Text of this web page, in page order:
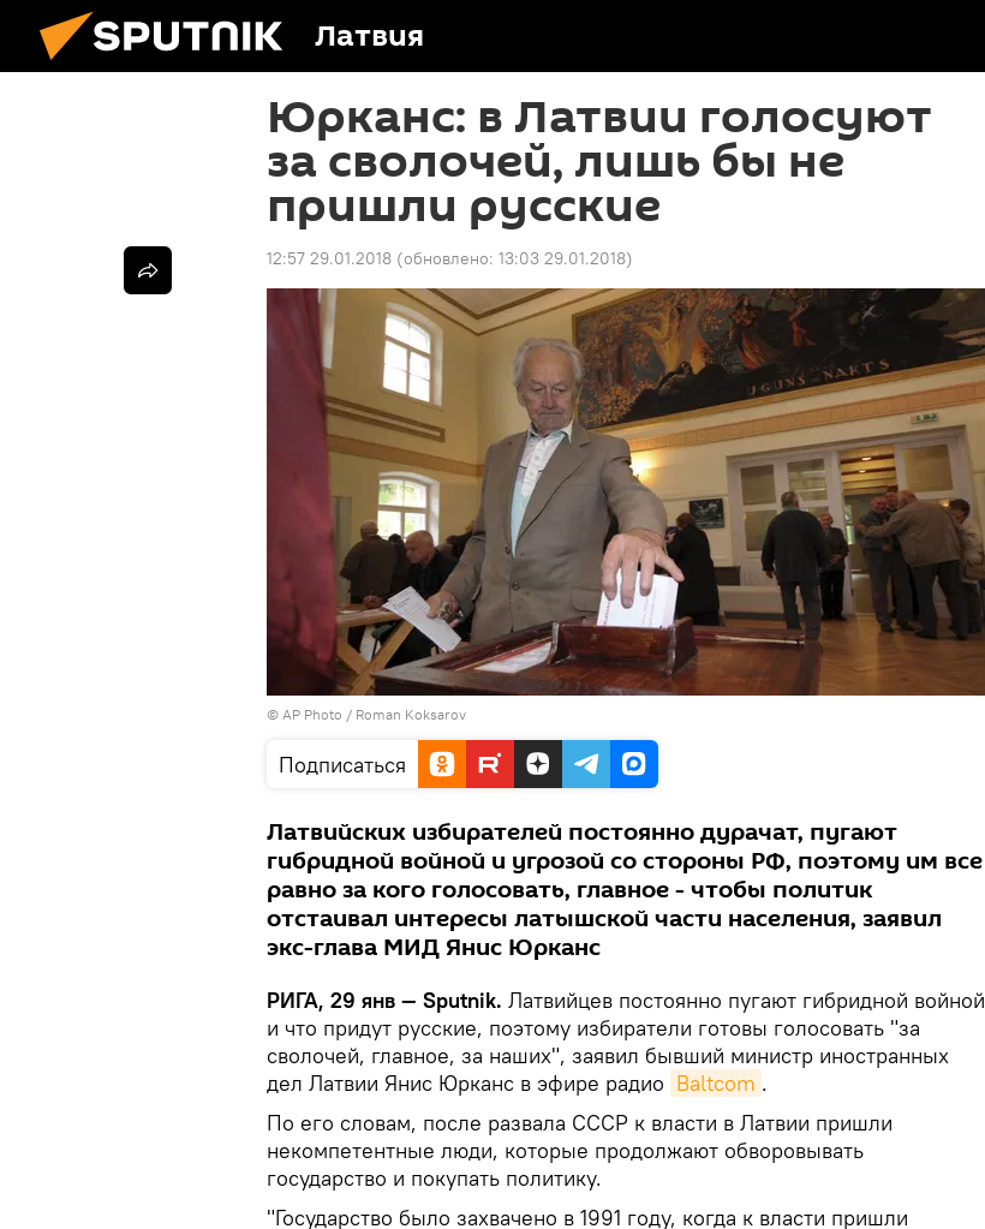
Латвия
Юрканс: в Латвии голосуют
за сволочей, лишь бы не
пришли русские
12:57 29.01.2018 (обновлено: 13:03 29.01.2018)
© AP Photo / Roman Koksarov
Подписаться
Латвийских избирателей постоянно дурачат, пугают
гибридной войной и угрозой со стороны РФ, поэтому им все
равно за кого голосовать, главное - чтобы политик
отстаивал интересы латышской части населения, заявил
экс-глава МИД Янис Юрканс
РИГА, 29 янв — Sputnik. Латвийцев постоянно пугают гибридной войной
и что придут русские, поэтому избиратели готовы голосовать "за
сволочей, главное, за наших", заявил бывший министр иностранных
дел Латвии Янис Юрканс в эфире радио Baltcom .
По его словам, после развала СССР к власти в Латвии пришли
некомпетентные люди, которые продолжают обворовывать
государство и покупать политику.
"Государство было захвачено в 1991 году, когда к власти пришли